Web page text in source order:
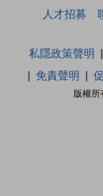
人才招募
版權
私隱政策聲明
免責聲明